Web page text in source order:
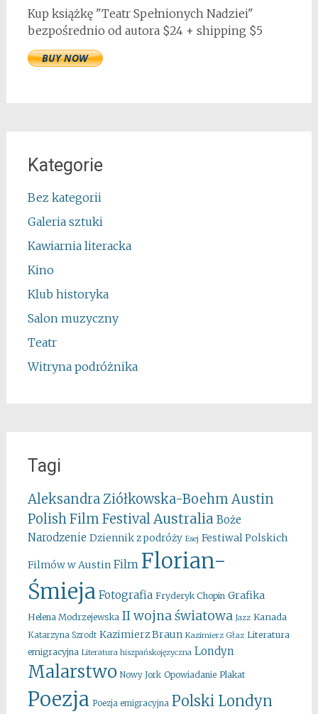
Kup książkę "Teatr Spełnionych Nadziei"
bezpośrednio od autora $24 + shipping $5
Kategorie
Bez kategorii
Galeria sztuki
Kawiarnia literacka
Kino
Klub historyka
Salon muzyczny
Teatr
Witryna podróżnika
Tagi
Aleksandra Ziółkowska-Boehm Austin
Polish Film FestivalAustralia Boże
Narodzenie Dziennik z podróży Esej Festiwal Polskich
Filmów w Austin Film Florian-
Śmieja Fotografia Fryderyk Chopin Grafika
Helena Modrzejewska II wojna światowa Jazz Kanada
Katarzyna Szrodt Kazimierz Braun Kazimierz Głaz Literatura
emigracyjna Literatura hiszpańskojęzyczna Londyn
Malarstwo Nowy Jork Opowiadanie Plakat
Poezja Poezja emigracyjna Polski Londyn